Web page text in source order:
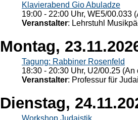
Klavierabend Gio Abuladze
19:00 - 22:00 Uhr, WE5/00.033
Veranstalter: Lehrstuhl
Montag,
Tagung: Rabbiner Rosenfeld
18:30 - 20:30 Uhr, U2/00.25
Veranstalter: Professur für
Dienstag,
Workshop Judaistik